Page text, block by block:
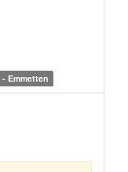
- Emmetten